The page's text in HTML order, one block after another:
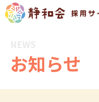
お知らせ